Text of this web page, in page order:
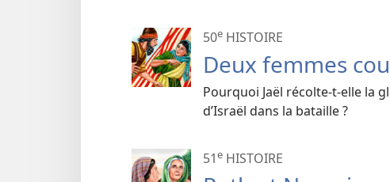
50e HISTOIRE
Deux femmes
Pourquoi Jaël récolte-t-elle la
d’Israël dans la bataille ?
51e HISTOIRE